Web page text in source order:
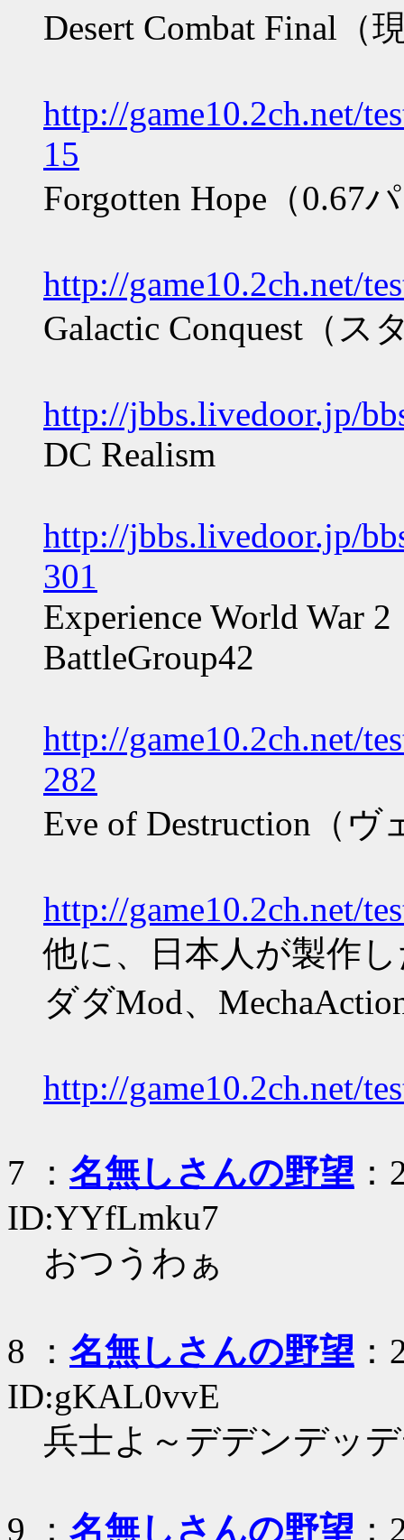
Desert Combat Final（
http://game10.2ch.net/
15
Forgotten Hope（0.67
http://game10.2ch.net/
Galactic Conquest（ス
http://jbbs.livedoor.jp/
DC Realism
http://jbbs.livedoor.jp/
301
Experience World War 2
BattleGroup42
http://game10.2ch.net/
282
Eve of Destruction（
http://game10.2ch.net/
他に、日本人が製作
ダダMod、
http://game10.2ch.net/
7 ： 名無しさんの野望
ID:YYfLmku7
おつうわぁ
8 ： 名無しさんの野望
ID:gKAL0vvE
兵士よ～デデンデッ
9 ： 名無しさんの野望